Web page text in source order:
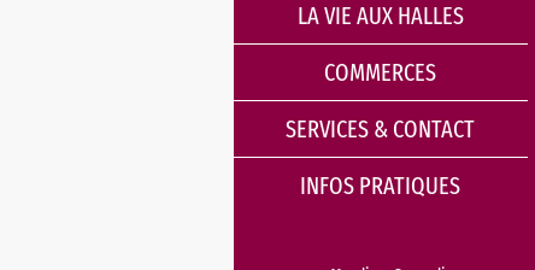
LA VIE AUX HALLES
COMMERCES
SERVICES & CONTACT
INFOS PRATIQUES